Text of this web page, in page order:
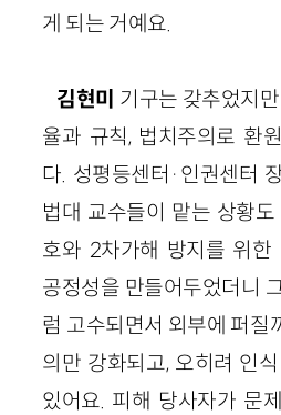
게 되는 거예요.
김현미 기구는 갖추었지
율과 규칙, 법치주의로 환
다. 성평등센터·인권센터
법대 교수들이 맡는 상황
호와 2차가해 방지를 위한
공정성을 만들어두었더니
럼 고수되면서 외부에 퍼질
의만 강화되고, 오히려 인
있어요. 피해 당사자가 문